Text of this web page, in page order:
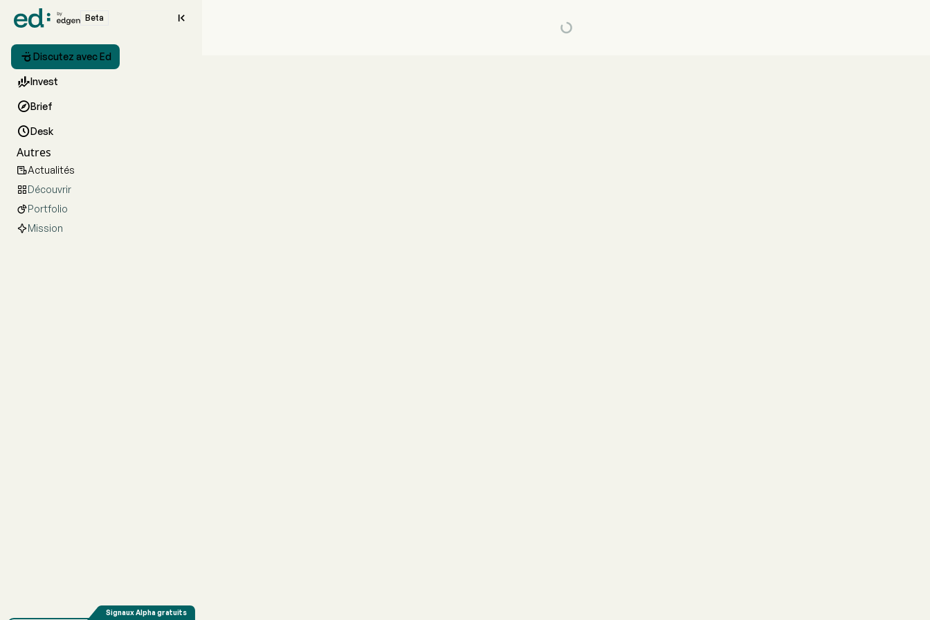
Beta 
 Discutez avec Ed
Invest
Brief
Desk
Autres
Actualités
Découvrir
Portfolio
Mission